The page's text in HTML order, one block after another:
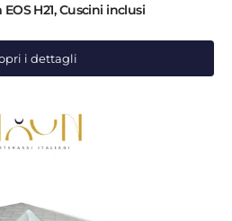
H21, Cuscini inclusi
i dettagli